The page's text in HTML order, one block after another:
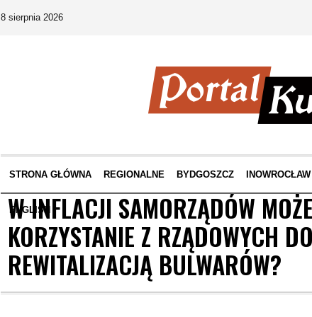
8 sierpnia 2026
STRONA GŁÓWNA REGIONALNE BYDGOSZCZ INOWROCŁAW
ENGLISH
W INFLACJI SAMORZĄDÓW
KORZYSTANIE Z RZĄDOWYCH
REWITALIZACJĄ BULWARÓW?